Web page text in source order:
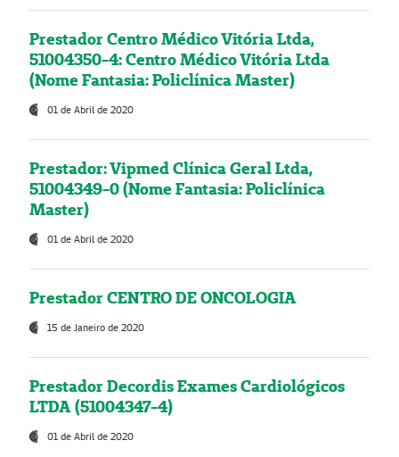
Prestador Centro Médico Vitória Ltda,
51004350-4: Centro Médico Vitória Ltda
(Nome Fantasia: Policlínica Master)
01 de Abril de 2020
Prestador: Vipmed Clínica Geral Ltda,
51004349-0 (Nome Fantasia: Policlínica
Master)
01 de Abril de 2020
Prestador CENTRO DE ONCOLOGIA
15 de Janeiro de 2020
Prestador Decordis Exames Cardiológicos
LTDA (51004347-4)
01 de Abril de 2020